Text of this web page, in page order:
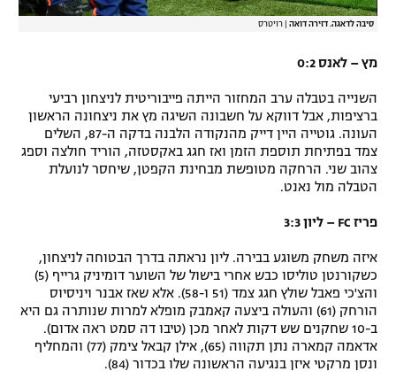
סיבה לדאגה. דזירה דואה רויטרס
מץ – לאנס 0:2
השנייה בטבלה ערב המחזור הייתה פייבוריטית לניצחון רביעי
ברציפות, אבל דווקא על חשבונה השיגה מץ את ניצחונה הראשון
העונה. גוטייה היין דייק מהנקודה הלבנה בדקה ה-87, השלים
צמד בפתיחת תוספת הזמן ואז חגג באקסטזה, הוריד חולצה וספג
צהוב שני. הרחקה מטופשת מבחינת הקפטן, שיחסר לנועלת
הטבלה מול נאנט.
פריז FC – ליון 3:3
איזה משחק משוגע בבירה. ליון נראתה בדרך הבטוחה לניצחון,
כשקורנטן טוליסו כבש אחרי בישול של השוער דומיניק גרייף (5)
והצ'כי פאבל שולץ חגג צמד (51 ו-58). אלא שאז אבנר ויניסיוס
הורחק (61) והעולה ביצעה קאמבק מופלא למרות שנותרה גם היא
ב-10 שחקנים שש דקות לאחר מכן (טיבו דה סמט ראה אדום).
אדאמה קמארה נתן תקווה (65), אילן קבאל צימק (77) והמחליף
ונסן מרקטי איזן בנגיעה הראשונה שלו בכדור (84).